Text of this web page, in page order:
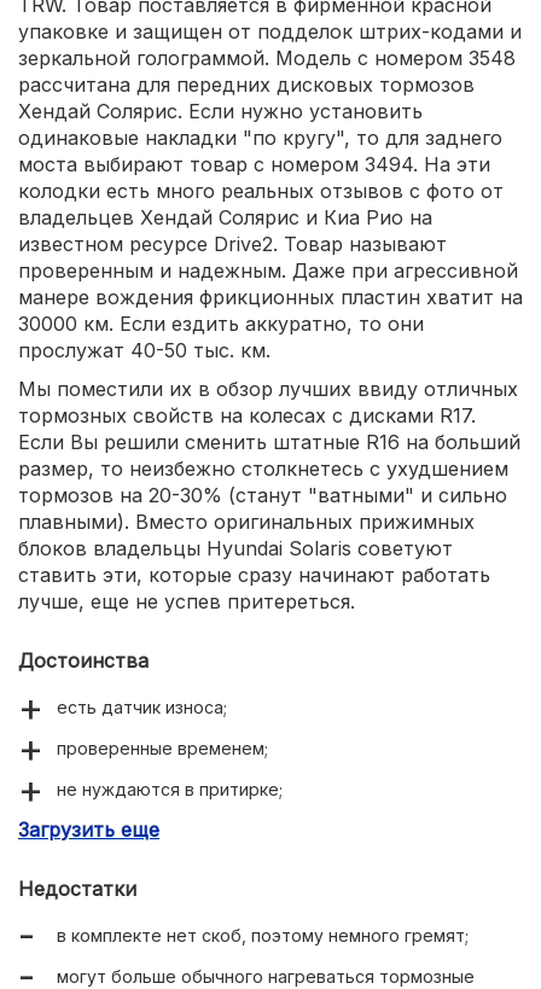
TRW. Товар поставляется в фирменной красной
упаковке и защищен от подделок штрих-кодами и
зеркальной голограммой. Модель с номером 3548
рассчитана для передних дисковых тормозов
Хендай Солярис. Если нужно установить
одинаковые накладки "по кругу", то для заднего
моста выбирают товар с номером 3494. На эти
колодки есть много реальных отзывов с фото от
владельцев Хендай Солярис и Киа Рио на
известном ресурсе Drive2. Товар называют
проверенным и надежным. Даже при агрессивной
манере вождения фрикционных пластин хватит на
30000 км. Если ездить аккуратно, то они
прослужат 40-50 тыс. км.
Мы поместили их в обзор лучших ввиду отличных
тормозных свойств на колесах с дисками R17.
Если Вы решили сменить штатные R16 на больший
размер, то неизбежно столкнетесь с ухудшением
тормозов на 20-30% (станут "ватными" и сильно
плавными). Вместо оригинальных прижимных
блоков владельцы Hyundai Solaris советуют
ставить эти, которые сразу начинают работать
лучше, еще не успев притереться.
Достоинства
есть датчик износа;
проверенные временем;
не нуждаются в притирке;
высокая защита от подделок.
Загрузить еще
Недостатки
в комплекте нет скоб, поэтому немного гремят;
могут больше обычного нагреваться тормозные